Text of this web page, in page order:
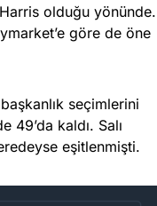
olduğu yönünde.
göre de öne
seçimlerini
49’da kaldı. Salı
eşitlenmişti.